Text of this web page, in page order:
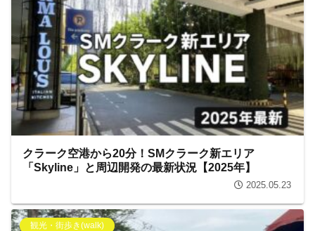
クラーク空港から20分！SMクラーク新エリア
「Skyline」と周辺開発の最新状況【2025年】
2025.05.23
観光・街歩き(walk)